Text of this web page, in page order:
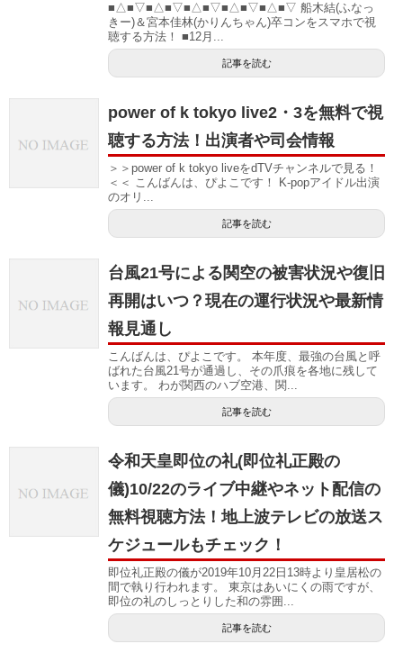
■△■▽■△■▽■△■▽■△■▽■△■▽ 船木結(ふなっ
きー)＆宮本佳林(かりんちゃん)卒コンをスマホで視
聴する方法！ ■12月...
記事を読む
power of k tokyo live2・3を無料で視
聴する方法！出演者や司会情報
＞＞power of k tokyo liveをdTVチャンネルで見る！
＜＜ こんばんは、ぴよこです！ K-popアイドル出演
のオリ...
記事を読む
台風21号による関空の被害状況や復旧
再開はいつ？現在の運行状況や最新情
報見通し
こんばんは、ぴよこです。 本年度、最強の台風と呼
ばれた台風21号が通過し、その爪痕を各地に残して
います。 わが関西のハブ空港、関...
記事を読む
令和天皇即位の礼(即位礼正殿の
儀)10/22のライブ中継やネット配信の
無料視聴方法！地上波テレビの放送ス
ケジュールもチェック！
即位礼正殿の儀が2019年10月22日13時より皇居松の
間で執り行われます。 東京はあいにくの雨ですが、
即位の礼のしっとりした和の雰囲...
記事を読む